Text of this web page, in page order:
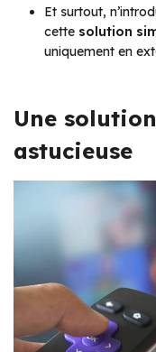
Et surtout,
cette solution
uniquement en
Une
astucieuse